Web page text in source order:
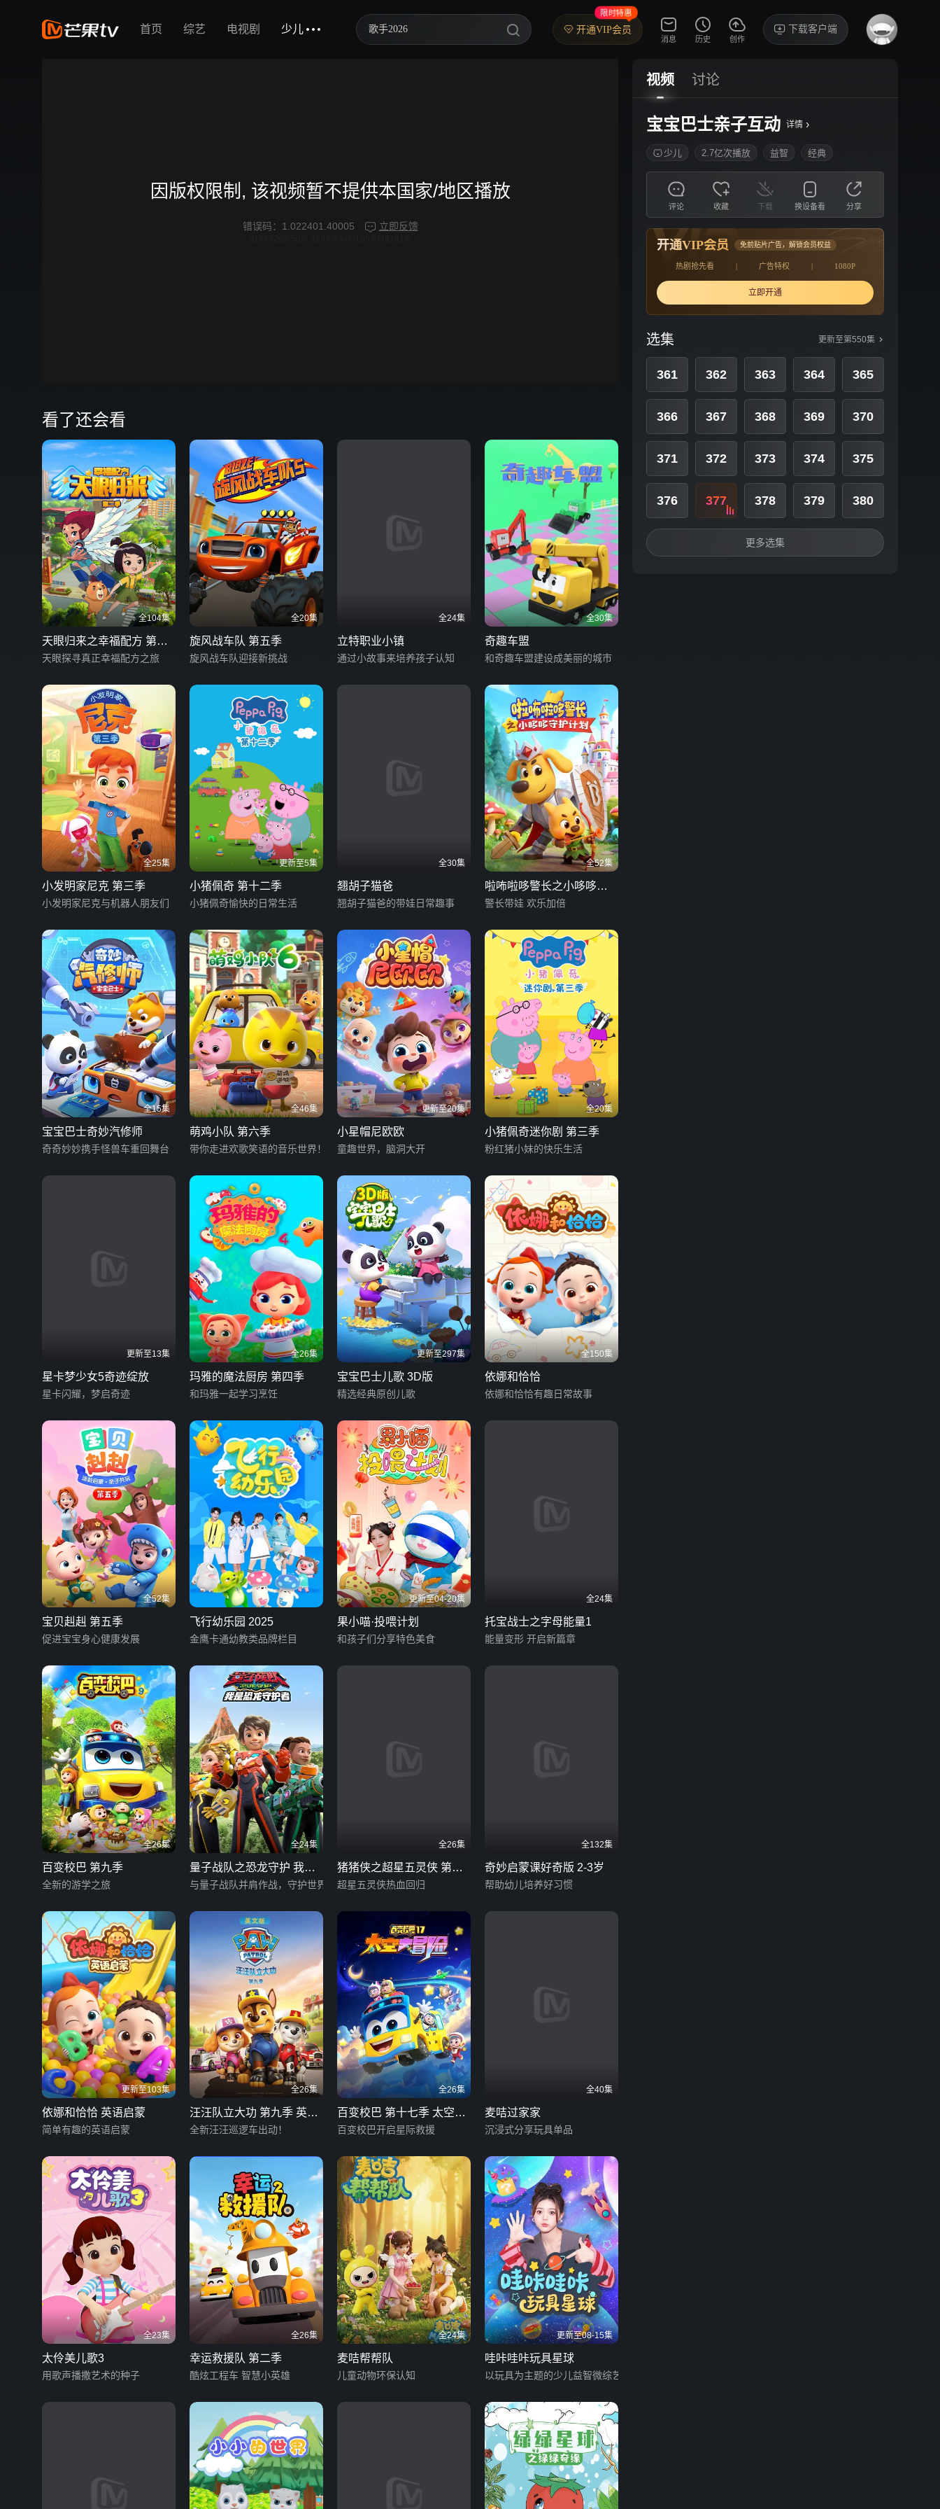
首页 综艺 电视剧 少儿 歌手2026
忙忙碌碌寻宝藏2
开通VIP会员
限时特惠
消息 历史 创作
下载客户端
因版权限制, 该视频暂不提供本国家/地区播放
错误码： 1.022401.40005 立即反馈
看了还会看
全104集
天眼归来之幸福配方 第二
季
天眼探寻真正幸福配方之旅
全20集
旋风战车队 第五季
旋风战车队迎接新挑战
全24集
立特职业小镇
通过小故事来培养孩子认知
全30集
奇趣车盟
和奇趣车盟建设成美丽的城市
全25集
小发明家尼克 第三季
小发明家尼克与机器人朋友们
更新至5集
小猪佩奇 第十二季
小猪佩奇愉快的日常生活
全30集
翘胡子猫爸
翘胡子猫爸的带娃日常趣事
全52集
啦咘啦哆警长之小哆哆守
护计划
警长带娃 欢乐加倍
全15集
宝宝巴士奇妙汽修师
奇奇妙妙携手怪兽车重回舞台
全46集
萌鸡小队 第六季
带你走进欢歌笑语的音乐世界！
更新至20集
小星帽尼欧欧
童趣世界，脑洞大开
全20集
小猪佩奇迷你剧 第三季
粉红猪小妹的快乐生活
更新至13集
星卡梦少女5奇迹绽放
星卡闪耀，梦启奇迹
全26集
玛雅的魔法厨房 第四季
和玛雅一起学习烹饪
更新至297集
宝宝巴士儿歌 3D版
精选经典原创儿歌
全150集
依娜和恰恰
依娜和恰恰有趣日常故事
全52集
宝贝赳赳 第五季
促进宝宝身心健康发展
飞行幼乐园 2025
金鹰卡通幼教类品牌栏目
更新至04-20集
果小喵·投喂计划
和孩子们分享特色美食
全24集
托宝战士之字母能量1
能量变形 开启新篇章
全26集
百变校巴 第九季
全新的游学之旅
全24集
量子战队之恐龙守护 我是
恐龙守护者
与量子战队并肩作战，守护世界
全26集
猪猪侠之超星五灵侠 第五
季
超星五灵侠热血回归
全132集
奇妙启蒙课好奇版 2-3岁
帮助幼儿培养好习惯
更新至103集
依娜和恰恰 英语启蒙
简单有趣的英语启蒙
全26集
汪汪队立大功 第九季 英文
版
全新汪汪巡逻车出动！
全26集
百变校巴 第十七季 太空大
冒险
百变校巴开启星际救援
全40集
麦咭过家家
沉浸式分享玩具单品
全23集
太伶美儿歌3
用歌声播撒艺术的种子
全26集
幸运救援队 第二季
酷炫工程车 智慧小英雄
全24集
麦咭帮帮队
儿童动物环保认知
更新至08-15集
哇咔哇咔玩具星球
以玩具为主题的少儿益智微综艺
视频 讨论
宝宝巴士亲子互动 详情 ›
少儿 2.7亿次播放 益智 经典
评论 收藏 下载 换设备看 分享
开通VIP会员 免前贴片广告，解锁会员权益
热剧抢先看 | 广告特权 | 1080P
立即开通
选集 更新至第550集
361 362 363 364 365
366 367 368 369 370
371 372 373 374 375
376 377 378 379 380
更多选集